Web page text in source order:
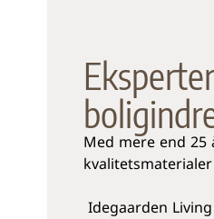
Med mere end
Idegaarden